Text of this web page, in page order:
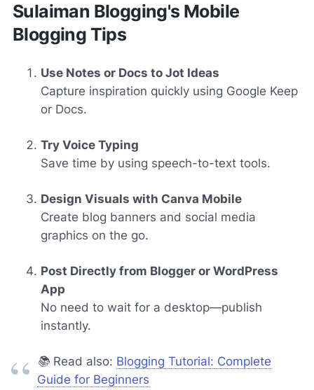
Sulaiman Blogging's Mobile
Blogging Tips
Use Notes or Docs to Jot Ideas
Capture inspiration quickly using Google Keep
or Docs.
Try Voice Typing
Save time by using speech-to-text tools.
Design Visuals with Canva Mobile
Create blog banners and social media
graphics on the go.
Post Directly from Blogger or WordPress
App
No need to wait for a desktop—publish
instantly.
📚 Read also: Blogging Tutorial: Complete
Guide for Beginners